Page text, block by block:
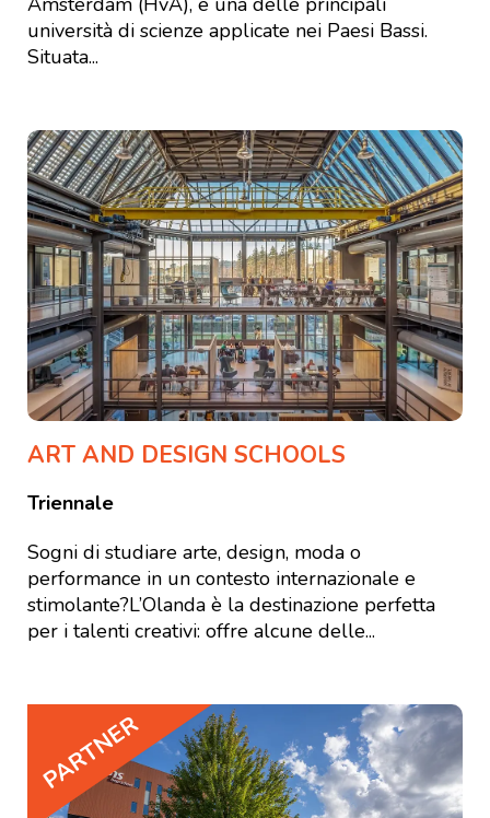
università di scienze applicate nei Paesi Bassi.
Situata...
ART AND DESIGN SCHOOLS
Triennale
Sogni di studiare arte, design, moda o
performance in un contesto internazionale e
stimolante?L’Olanda è la destinazione perfetta
per i talenti creativi: offre alcune delle...
PARTNER